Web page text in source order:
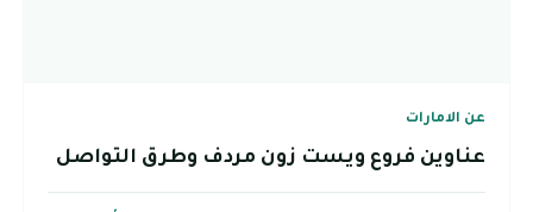
عن الامارات
عناوين فروع ويست زون مردف وطرق التواصل